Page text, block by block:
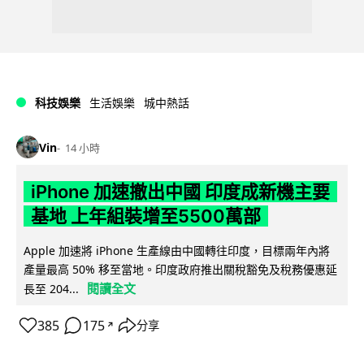
科技娛樂 生活娛樂 城中熱話
Vin 14 小時
iPhone 加速撤出中國 印度成新機主要
基地 上年組裝增至5500萬部
Apple 加速將 iPhone 生產線由中國轉往印度，目標兩年內將
產量最高 50% 移至當地。印度政府推出關稅豁免及稅務優惠延
長至 204...
閱讀全文
385 175 ↗ 分享